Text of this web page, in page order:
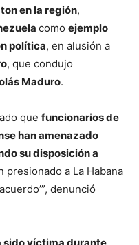
en la región,
como ejemplo
política, en alusión a
, que condujo
Maduro.
que funcionarios de
han amenazado
su disposición a
presionado a La Habana
denunció